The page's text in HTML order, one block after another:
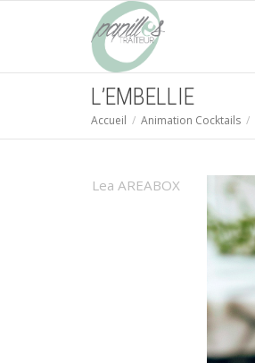
L’EMBELLIE
Accueil Animation Cocktails
Lea AREABOX